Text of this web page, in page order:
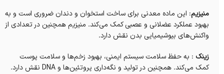
منیزیم: این ماده معدنی برای ساخت استخوان و دندان ضروری است و به
بهبود عملکرد عضلانی و عصبی کمک می‌کند. منیزیم همچنین در تعدادی از
واکنش‌های بیوشیمیایی بدن نقش دارد.
زینک : به حفظ سلامت سیستم ایمنی، بهبود زخم‌ها و سلامت پوست
کمک می‌کند. همچنین در تولید و نگه‌داری پروتئین‌ها و DNA نقش دارد.